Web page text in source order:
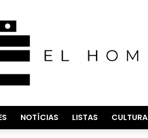
NOTÍCIAS LISTAS CULTURA